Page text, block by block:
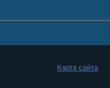
Карта сайта